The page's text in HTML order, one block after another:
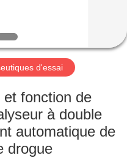
d'essai
fonction de
à double
automatique de
drogue